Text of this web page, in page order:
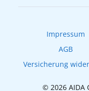
Impressum
AGB
Versicherung
© 2026 AIDA